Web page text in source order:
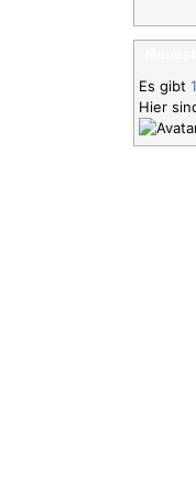
Es gibt
Hier